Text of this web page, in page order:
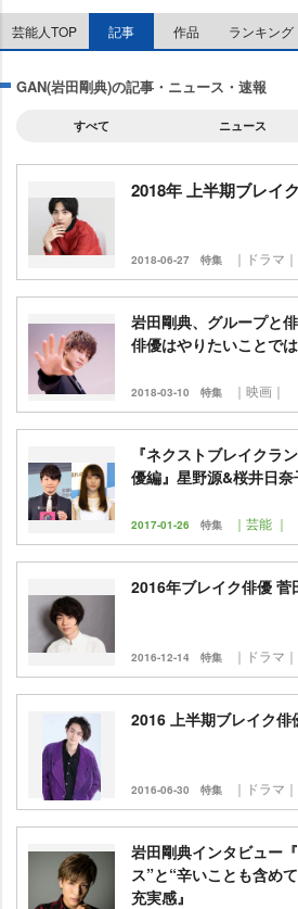
芸能人TOP 記事 作品 ランキング
GAN(岩田剛典)の記事・ニュース・速報
すべて ニュース
2018年 上半期ブレイ
2018-06-27 特集 ｜ドラマ｜
田剛典、グループと俳
俳優はやりたいことでは
2018-03-10 特集 ｜映画｜
『ネクストブレイクラ
優編』星野源&桜井日
2017-01-26 特集 ｜芸能 ｜
2016年ブレイク俳優 菅
2016-12-14 特集 ｜ドラマ｜
2016 上半期ブレイク俳
2016-06-30 特集 ｜ドラマ｜
田剛典インタビュー『
ス”と“辛いことも含め
充実感』